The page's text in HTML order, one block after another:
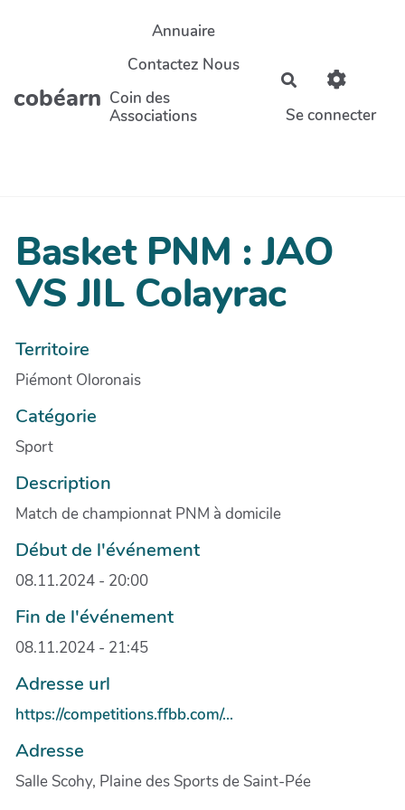
Aller au contenu principal
cobéarn
Annuaire
Contactez Nous
Coin des
Associations
Rechercher
Se connecter
Basket PNM : JAO
VS JIL Colayrac
Territoire
Piémont Oloronais
Catégorie
Sport
Description
Match de championnat PNM à domicile
Début de l'événement
08.11.2024 - 20:00
Fin de l'événement
08.11.2024 - 21:45
Adresse url
https://competitions.ffbb.com/...
Adresse
Salle Scohy, Plaine des Sports de Saint-Pée